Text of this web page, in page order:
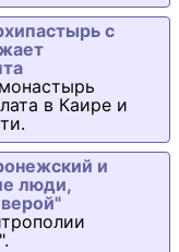
с
в Каире и
и
люди,